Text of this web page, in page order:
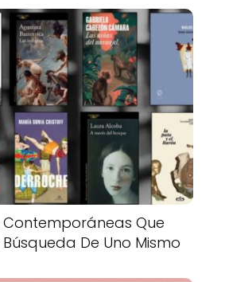
Contemporáneas Que
De Uno Mismo